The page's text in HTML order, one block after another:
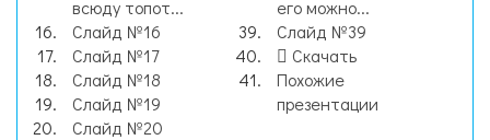
всюду топот...
Слайд №16
Слайд №17
Слайд №18
Слайд №19
Слайд №20
его можно...
Слайд №39
Скачать
Похожие
презентации